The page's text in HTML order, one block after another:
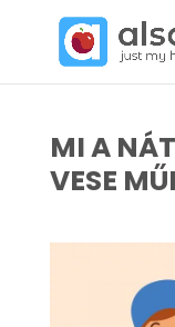
MI A
VESE